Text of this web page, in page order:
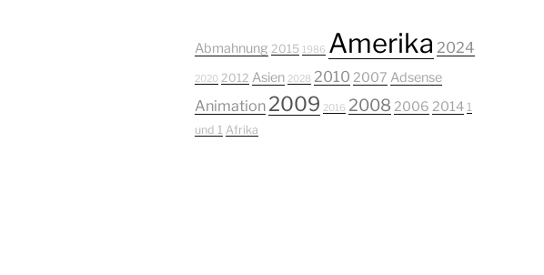
Abmahnung 2015 1986 Amerika 2024
2020 2012 Asien 2028 2010 2007 Adsense
Animation 2009 2016 2008 2006 2014 1
und 1 Afrika